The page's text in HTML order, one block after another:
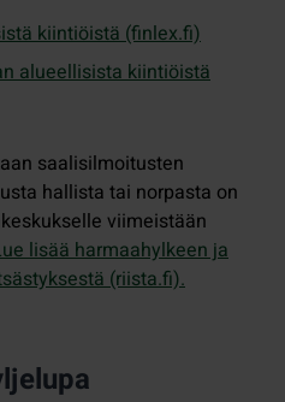
kiintiöistä (finlex.fi)
alueellisista kiintiöistä
saalisilmoitusten
hallista tai norpasta on
viimeistään
lisää harmaahylkeen ja
(riista.fi).